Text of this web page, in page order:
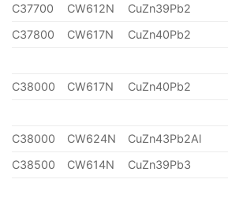
C37700
CW612N CuZn39Pb2
C37800
CW617N CuZn40Pb2
C38000 CW617N CuZn40Pb2
C38000 CW624N CuZn43Pb2Al
C38500
CW614N CuZn39Pb3